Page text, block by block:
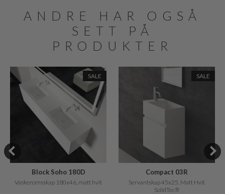
ANDRE HAR OGSÅ
SETT PÅ
PRODUKTER
SALE
Block Soho 180D
Vaskeromsskap 180x46, matt hvit
SALE
Compact 03R
Servantskap 45x25, Matt Hvit
SolidTec®